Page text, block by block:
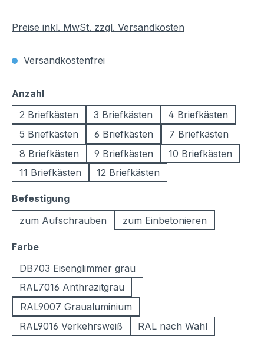
Preise inkl. MwSt. zzgl. Versandkosten
Versandkostenfrei
Anzahlauswählen
2 Briefkästen
3 Briefkästen
4 Briefkästen
5 Briefkästen
6 Briefkästen
7 Briefkästen
8 Briefkästen
9 Briefkästen
10 Briefkästen
11 Briefkästen
12 Briefkästen
Befestigungauswählen
zum Aufschrauben
zum Einbetonieren
Farbeauswählen
DB703 Eisenglimmer grau
RAL7016 Anthrazitgrau
RAL9007 Graualuminium
RAL9016 Verkehrsweiß
RAL nach Wahl